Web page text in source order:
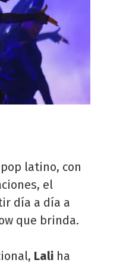
latino, con
el
día a día a
que brinda.
Lali ha